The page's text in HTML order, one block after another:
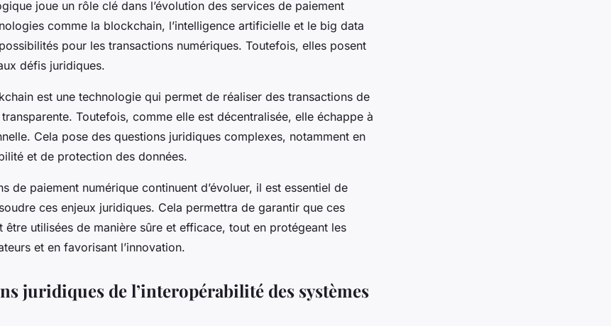
joue un rôle clé dans l’évolution des services de paiement
comme la blockchain, l’intelligence artificielle et le big data
pour les transactions numériques. Toutefois, elles posent
défis juridiques.
est une technologie qui permet de réaliser des transactions de
Toutefois, comme elle est décentralisée, elle échappe à
Cela pose des questions juridiques complexes, notamment en
et de protection des données.
de paiement numérique continuent d’évoluer, il est essentiel de
ces enjeux juridiques. Cela permettra de garantir que ces
être utilisées de manière sûre et efficace, tout en protégeant les
et en favorisant l’innovation.
juridiques de l’interopérabilité des systèmes